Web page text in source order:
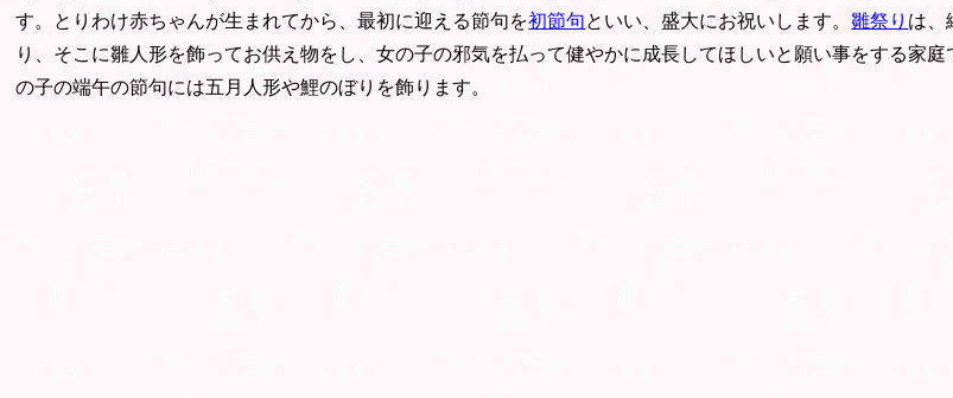
す。とりわけ赤ちゃんが生まれてから、最初に迎える節句を初節句といい、盛大にお祝いします。雛祭り は、
り、そこに雛人形を飾ってお供え物をし、女の子の邪気を払って健やかに成長してほしいと願い事をする家
の子の端午の節句には五月人形や鯉のぼりを飾ります。